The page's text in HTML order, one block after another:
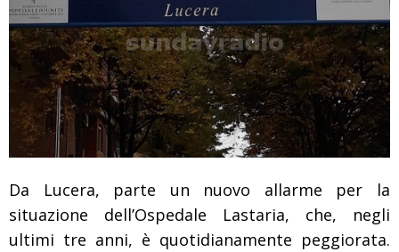
Da Lucera, parte un nuovo allarme per la
situazione dell’Ospedale Lastaria, che, negli
ultimi tre anni, è quotidianamente peggiorata.